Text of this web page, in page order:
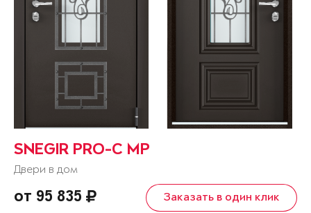
SNEGIR PRO-C MP
Двери в дом
от 95 835 Заказать в один клик